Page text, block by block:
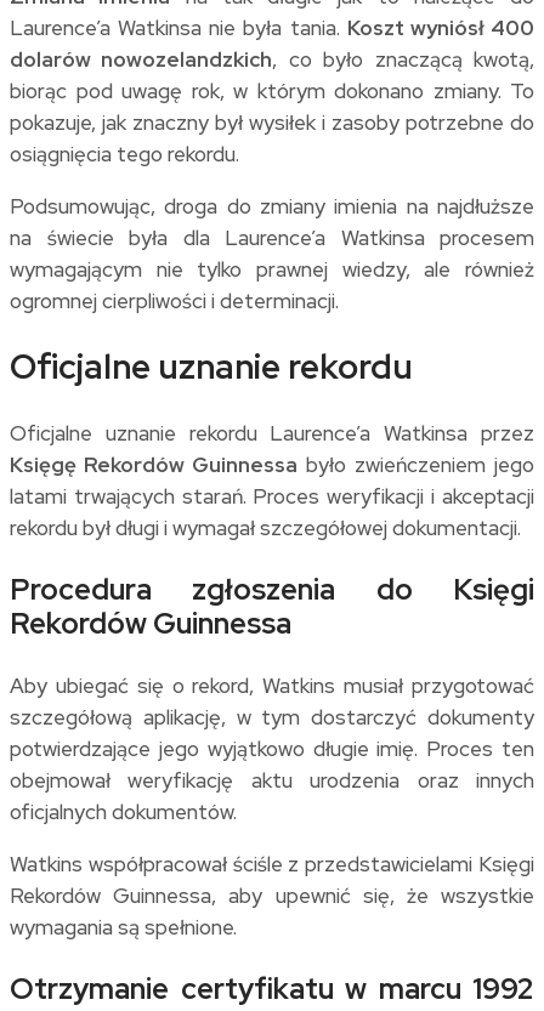
Laurence’a Watkinsa nie była tania. Koszt wyniósł 400
dolarów nowozelandzkich, co było znaczącą kwotą,
biorąc pod uwagę rok, w którym dokonano zmiany. To
pokazuje, jak znaczny był wysiłek i zasoby potrzebne do
osiągnięcia tego rekordu.
Podsumowując, droga do zmiany imienia na najdłuższe
na świecie była dla Laurence’a Watkinsa procesem
wymagającym nie tylko prawnej wiedzy, ale również
ogromnej cierpliwości i determinacji.
Oficjalne uznanie rekordu
Oficjalne uznanie rekordu Laurence’a Watkinsa przez
Księgę Rekordów Guinnessa było zwieńczeniem jego
latami trwających starań. Proces weryfikacji i akceptacji
rekordu był długi i wymagał szczegółowej dokumentacji.
Procedura zgłoszenia do Księgi
Rekordów Guinnessa
Aby ubiegać się o rekord, Watkins musiał przygotować
szczegółową aplikację, w tym dostarczyć dokumenty
potwierdzające jego wyjątkowo długie imię. Proces ten
obejmował weryfikację aktu urodzenia oraz innych
oficjalnych dokumentów.
Watkins współpracował ściśle z przedstawicielami Księgi
Rekordów Guinnessa, aby upewnić się, że wszystkie
wymagania są spełnione.
Otrzymanie certyfikatu w marcu 1992